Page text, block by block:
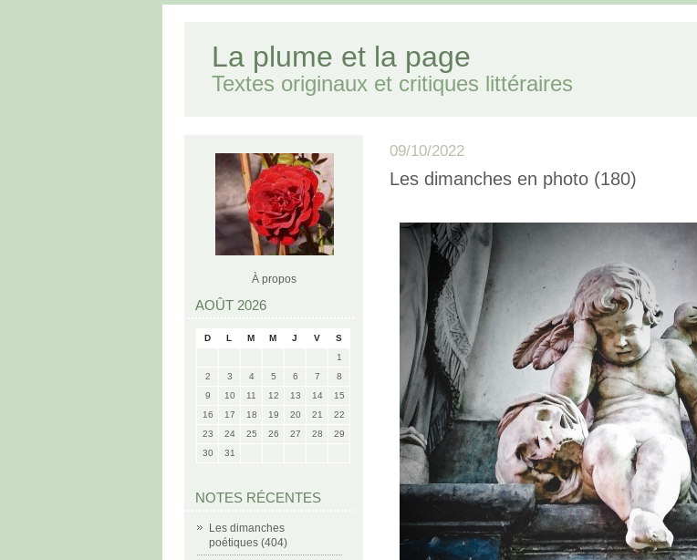
La plume et la page
Textes originaux et critiques littéraires
À propos
AOÛT 2026
D L M M J V
S
1
2
3 4 5 6 7
8
9
10 11 12 13 14
15
16
17 18 19 20 21
22
23
24 25 26 27 28
29
30
31
NOTES RÉCENTES
Les dimanches
poétiques (404)
09/10/2022
Les dimanches en photo (180)